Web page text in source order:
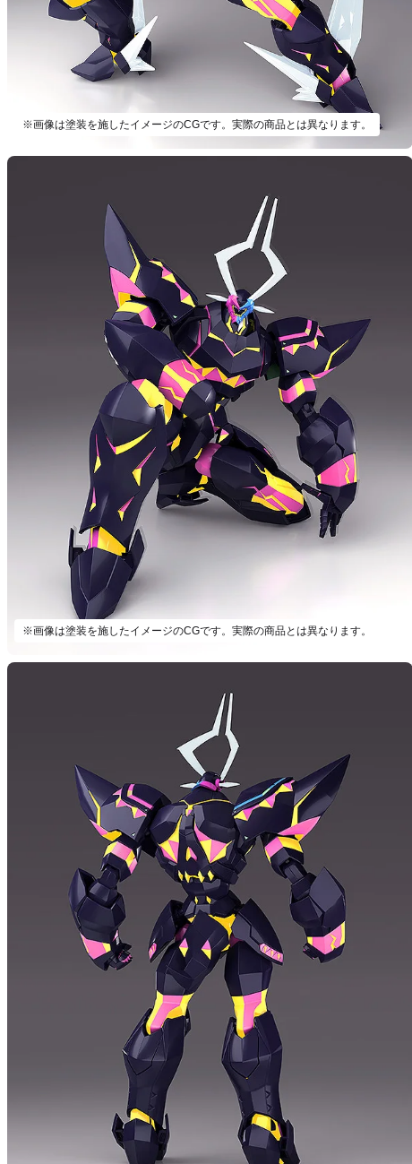
※画像は塗装を施したイメージのCGです。実際の商品とは異なります。
※画像は塗装を施したイメージのCGです。実際の商品とは異なります。